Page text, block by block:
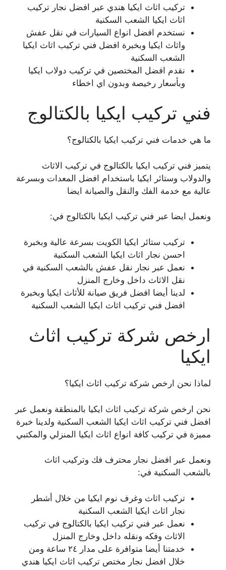
تركيب اثاث ايكيا هندي عبر افضل نجار تركيب
اثاث ايكيا الشعب السكنية
نستخدم افضل انواع السيارات في نقل عفش
واثاث ايكيا وبخبرة افضل فني تركيب اثاث ايكيا
الشعب السكنية
نقدم افضل المختصين في تركيب دولاب ايكيا
وبأسعار رخيصة وبدون اي اخطاء
فني تركيب ايكيا بالكتالوج
ما هي خدمات فني تركيب ايكيا بالكتالوج؟
يتميز فني تركيب ايكيا بالكتالوج في تركيب الاثاث
والدولاب وستائر ايكيا باستخدام افضل المعدات وبسرعة
عالية مع خدمة الفك والنقل والصيانة ايضا
ونعمل ايضا عبر فني تركيب ايكيا بالكتالوج في:
تركيب ستائر ايكيا الكويت بسرعة عالية وبخبرة
احسن نجار اثاث ايكيا الشعب السكنية
نعمل عبر نجار نقل عفش بالشعب السكنية في
نقل الاثاث داخل وخارج المنزل
لدينا أيضا افضل فريق صيانة للأثاث ايكيا وبخبرة
افضل فني تركيب اثاث ايكيا الشعب السكنية
ارخص شركة تركيب اثاث
ايكيا
لماذا نحن ارخص شركة تركيب اثاث ايكيا؟
نحن ارخص شركة تركيب اثاث ايكيا بالمنطقة ونعمل عبر
افضل فني تركيب اثاث ايكيا الشعب السكنية ولدينا خبرة
مميزة في تركيب كافة انواع اثاث ايكيا المنزلي والمكتبي
ونعمل عبر افضل نجار محترف فك وتركيب اثاث
بالشعب السكنية في:
تركيب اثاث وغرف نوم ايكيا من خلال أشطر
نجار اثاث ايكيا الشعب السكنية
نعمل عبر فني تركيب ايكيا بالكتالوج في تركيب
الاثاث وفكه ونقله داخل وخارج المنزل
خدمتنا أيضا متوافرة على مدار ٢٤ ساعة ومن
خلال افضل نجار مختص تركيب اثاث ايكيا هندي